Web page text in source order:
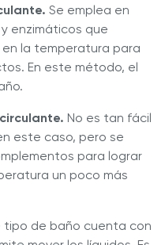
Se emplea en
enzimáticos que
la temperatura para
En este método, el
No es tan fácil
este caso, pero se
para lograr
un poco más
tipo de baño cuenta con